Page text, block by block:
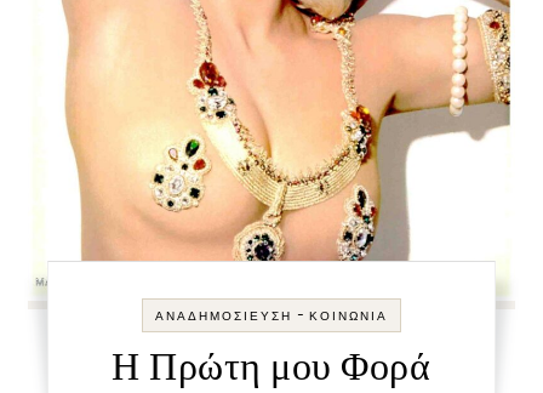
ΑΝΑΔΗΜΟΣΊΕΥΣΗ - ΚΟΙΝΩΝΊΑ
Η Πρώτη μου Φορά